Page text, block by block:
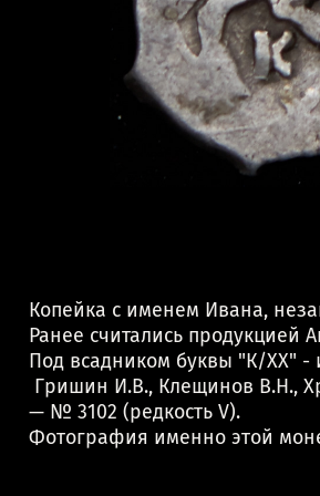
Копейка с именем Ивана,
Ранее считались продукцией
Под всадником буквы "К/ХХ" -
Гришин И.В., Клещинов В.Н.,
— № 3102 (редкость V).
Фотография именно этой